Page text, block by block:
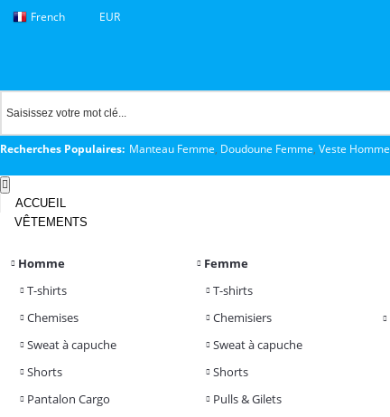
French EUR
Recherches Populaires: Manteau Femme, Doudoune Femme, Veste Homme
ACCUEIL
VÊTEMENTS
Homme
T-shirts
Chemises
Sweat à capuche
Shorts
Pantalon Cargo
Femme
T-shirts
Chemisiers
Sweat à capuche
Shorts
Pulls & Gilets